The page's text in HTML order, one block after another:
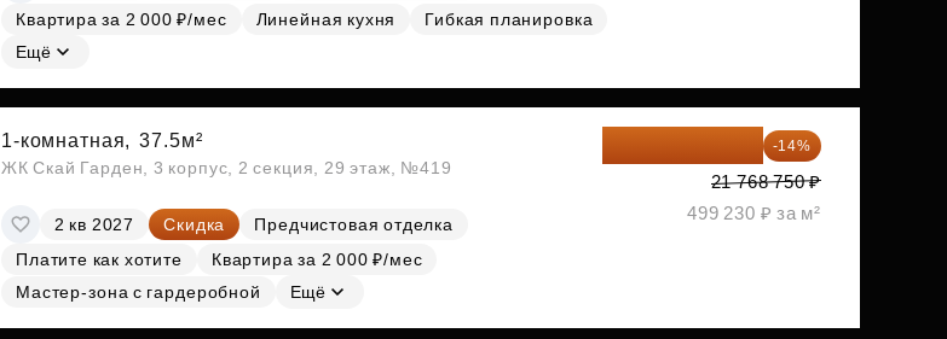
Квартира за 2 000 ₽/мес
Линейная кухня
Гибкая планировка
Ещё
1-комнатная, 37.5м²
ЖК Скай Гарден, 3 корпус, 2 секция, 29 этаж, №419
2 кв 2027 Скидка
Предчистовая отделка
Платите как хотите
Квартира за 2 000 ₽/мес
Мастер-зона с гардеробной
Ещё
-14%
21 768 750 ₽
499 230 ₽ за м²